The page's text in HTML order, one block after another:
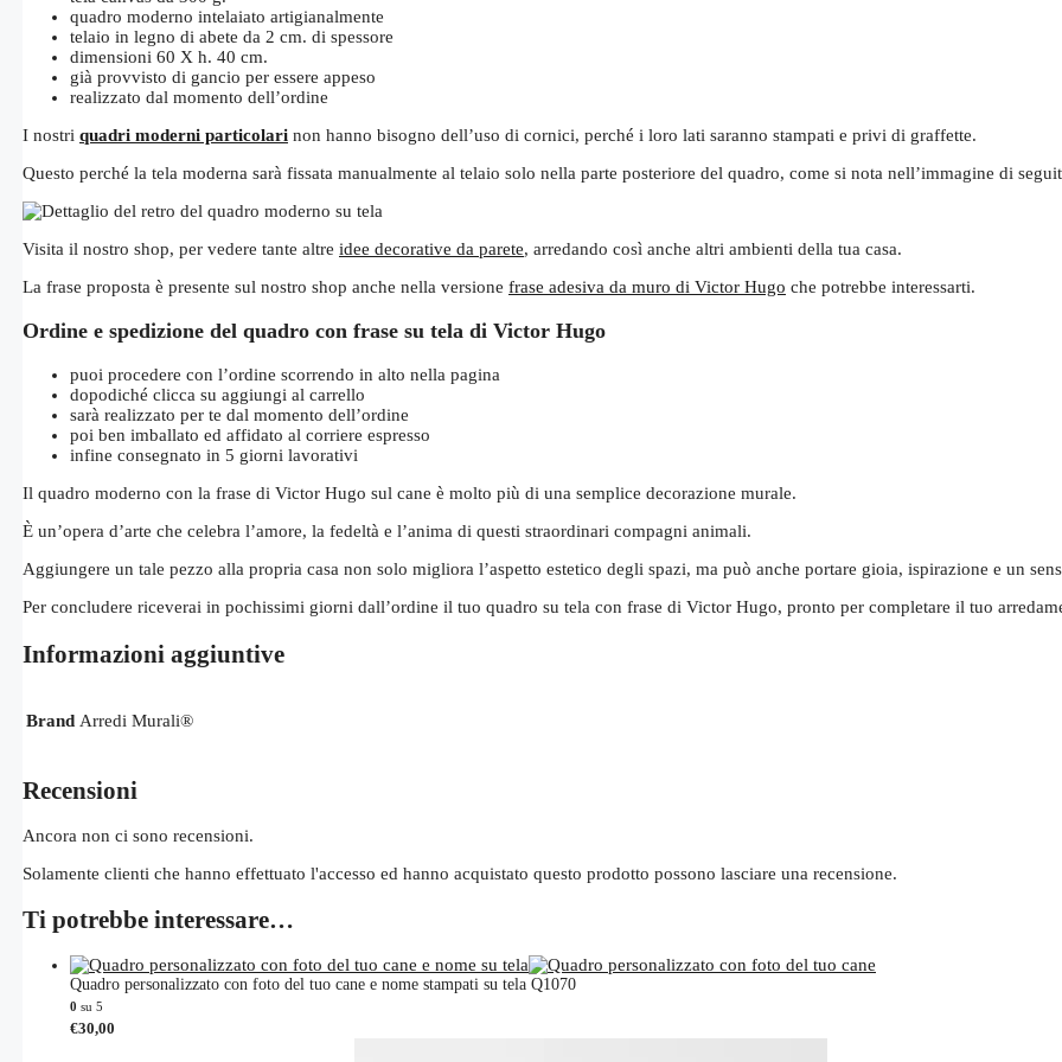
quadro moderno intelaiato artigianalmente
telaio in legno di abete da 2 cm. di spessore
dimensioni 60 X h. 40 cm.
già provvisto di gancio per essere appeso
realizzato dal momento dell’ordine
I nostri quadri moderni particolari non hanno bisogno dell’uso di cornici, perché i loro lati saranno stampati e privi di graffette.
Questo perché la tela moderna sarà fissata manualmente al telaio solo nella parte posteriore del quadro, come si nota nell’immagine di
Visita il nostro shop, per vedere tante altre idee decorative da parete, arredando così anche altri ambienti della tua casa.
La frase proposta è presente sul nostro shop anche nella versione frase adesiva da muro di Victor Hugo che potrebbe interessarti.
Ordine e spedizione del quadro con frase su tela di Victor Hugo
puoi procedere con l’ordine scorrendo in alto nella pagina
dopodiché clicca su aggiungi al carrello
sarà realizzato per te dal momento dell’ordine
poi ben imballato ed affidato al corriere espresso
infine consegnato in 5 giorni lavorativi
Il quadro moderno con la frase di Victor Hugo sul cane è molto più di una semplice decorazione murale.
È un’opera d’arte che celebra l’amore, la fedeltà e l’anima di questi straordinari compagni animali.
Aggiungere un tale pezzo alla propria casa non solo migliora l’aspetto estetico degli spazi, ma può anche portare gioia, ispirazione e un
Per concludere riceverai in pochissimi giorni dall’ordine il tuo quadro su tela con frase di Victor Hugo, pronto per completare il tuo
Informazioni aggiuntive
Brand Arredi Murali®
Recensioni
Ancora non ci sono recensioni.
Solamente clienti che hanno effettuato l'accesso ed hanno acquistato questo prodotto possono lasciare una recensione.
Ti potrebbe interessare…
Quadro personalizzato con foto del tuo cane e nome stampati su tela Q1070
0 su 5
€30,00